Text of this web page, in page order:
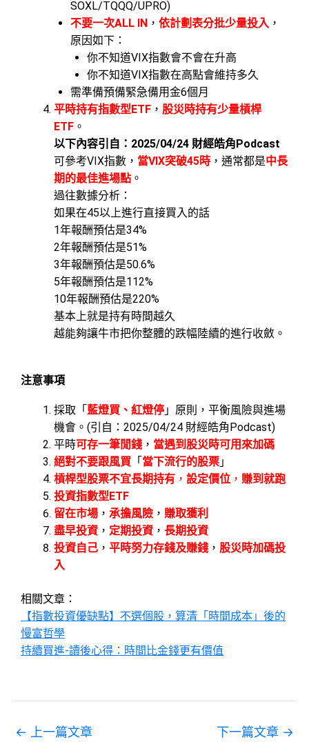
SOXL/TQQQ/UPRO)
不要一次ALL IN ， 依計劃表分批少量投入 ，
原因如下：
你不知道VIX指數會不會在升高
你不知道VIX指數在高點會維持多久
需準備預備緊急備用金6個月
平時持有指數型ETF ， 股災時持有少量槓桿
ETF 。
以下內容引自：2025/04/24 財經皓角Podcast
可參考VIX指數， 當VIX突破45時 ，通常都是中長
期的最佳進場點 。
過往數據分析：
如果在45以上進行直接買入的話
1年報酬預估是34%
2年報酬預估是51%
3年報酬預估是50.6%
5年報酬預估是112%
10年報酬預估是220%
基本上就是持有時間越久
越能夠讓牛市把你整體的跌幅陸續的進行收斂。
注意事項
採取「藍燈買、紅燈停 」原則，平衡風險與進場
機會。(引自：2025/04/24 財經皓角Podcast)
平時可存一筆閒錢 ， 當遇到股災時可用來加碼
絕對不要跟風買 「當下流行的股票 」
槓桿型股票不宜長期持有 ， 設定價位 ， 賺到就跑
投資指數型ETF
留在市場 ， 承擔風險 ， 賺取獲利
盡早投資， 定期投資， 長期投資
投資自己 ， 平時努力存錢及賺錢 ， 股災時加碼投
入
相關文章：
【指數投資優缺點】不選個股，算清「時間成本」後的
慢富哲學
持續買進-讀後心得：時間比金錢更有價值
← 上一篇文章 下一篇文章 →